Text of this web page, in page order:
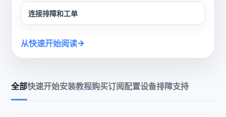
连接排障和工单
从快速开始阅读→
全部快速开始安装教程购买订阅配置设备排障支持